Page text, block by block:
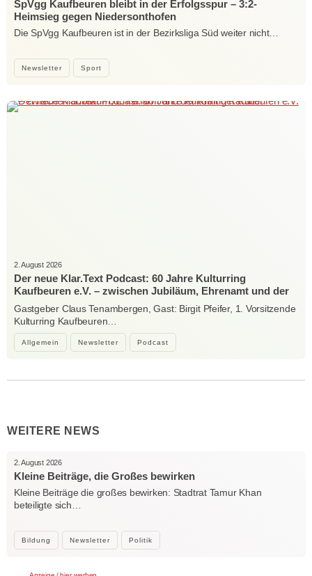
Newsletter Sport
SpVgg Kaufbeuren bleibt in der Erfolgsspur – 3:2-
Heimsieg gegen Niedersonthofen
Die SpVgg Kaufbeuren ist in der Bezirksliga Süd weiter nicht…
Allgemein Newsletter Podcast
2. August 2026
Der neue Klar.Text Podcast: 60 Jahre Kulturring
Kaufbeuren e.V. – zwischen Jubiläum, Ehrenamt und der
Kraft der Kultur
Gastgeber Claus Tenambergen, Gast: Birgit Pfeifer, 1. Vorsitzende
Kulturring Kaufbeuren…
WEITERE NEWS
Bildung Newsletter Politik
2. August 2026
Kleine Beiträge, die Großes bewirken
Kleine Beiträge die großes bewirken: Stadtrat Tamur Khan
beteiligte sich…